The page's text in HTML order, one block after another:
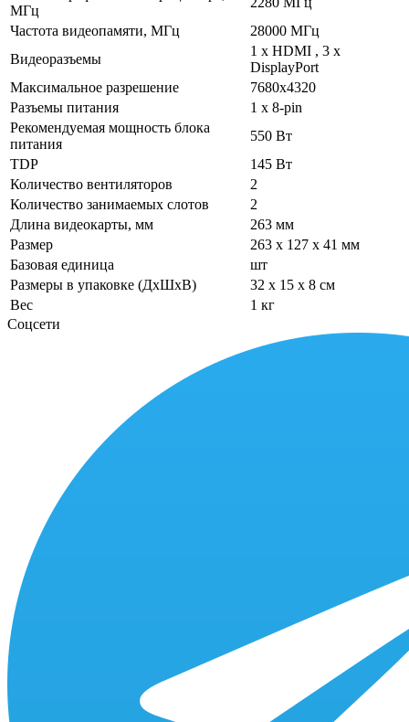
МГц
Частота видеопамяти, МГц
28000 МГц
Видеоразъемы
1 х HDMI , 3 х
DisplayPort
Максимальное разрешение
7680х4320
Разъемы питания
1 x 8-pin
Рекомендуемая мощность блока
питания
550 Вт
TDP
145 Вт
Количество вентиляторов
2
Количество занимаемых слотов
2
Длина видеокарты, мм
263 мм
Размер
263 x 127 x 41 мм
Базовая единица
шт
Размеры в упаковке (ДхШхВ)
32 x 15 x 8 см
Вес
1 кг
Соцсети